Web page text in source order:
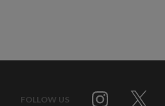
FOLLOW US